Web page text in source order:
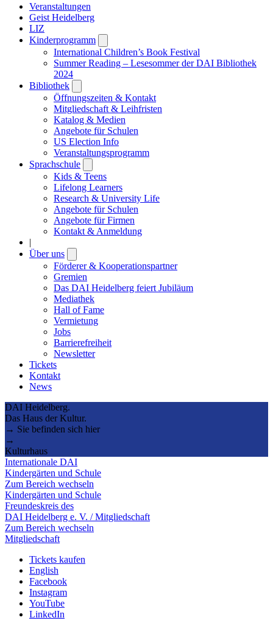
Veranstaltungen
Geist Heidelberg
LIZ
Kinderprogramm
submenu
International Children’s Book Festival
Summer Reading – Lesesommer der DAI Bibliothek
2024
Bibliothek
submenu
Öffnungszeiten & Kontakt
Mitgliedschaft & Leihfristen
Katalog & Medien
Angebote für Schulen
US Election Info
Veranstaltungsprogramm
Sprachschule
submenu
Kids & Teens
Lifelong Learners
Research & University Life
Angebote für Schulen
Angebote für Firmen
Kontakt & Anmeldung
|
Über uns
submenu
Förderer & Kooperationspartner
Gremien
Das DAI Heidelberg feiert Jubiläum
Mediathek
Hall of Fame
Vermietung
Jobs
Barrierefreiheit
Newsletter
Tickets
Kontakt
News
DAI Heidelberg.
Das Haus der Kultur.
→ Sie befinden sich hier
→
Kulturhaus
Internationale DAI
Kindergärten und Schule
Zum Bereich wechseln
Kindergärten und Schule
Freundeskreis des
DAI Heidelberg e. V. / Mitgliedschaft
Zum Bereich wechseln
Mitgliedschaft
Tickets kaufen
English
Facebook
Instagram
YouTube
LinkedIn